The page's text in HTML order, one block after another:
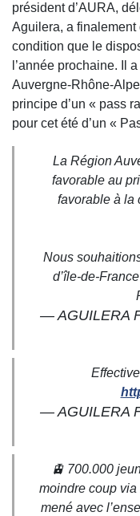
président d’AURA,
Aguilera, a finalement
condition que le
l’année prochaine. Il
Auvergne-Rhône-
principe d’un « pass
pour cet été d’un «
La Région
favorable au
favorable à la
Nous
d’île-de-
— AGUILERA
— AGUILERA
🚊 700.000
moindre coup
mené avec